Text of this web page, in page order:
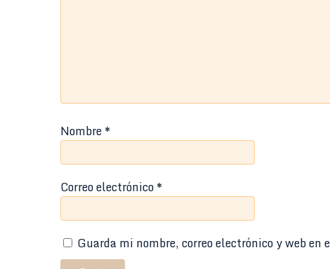
Nombre*
Correo electrónico*
Guarda mi nombre, correo electrónico y web en